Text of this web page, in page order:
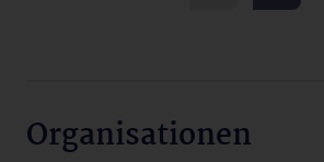
Organisationen